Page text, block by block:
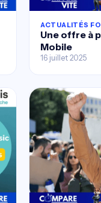
ACTUALITÉS
Une offre à
Mobile
16 juillet 2025